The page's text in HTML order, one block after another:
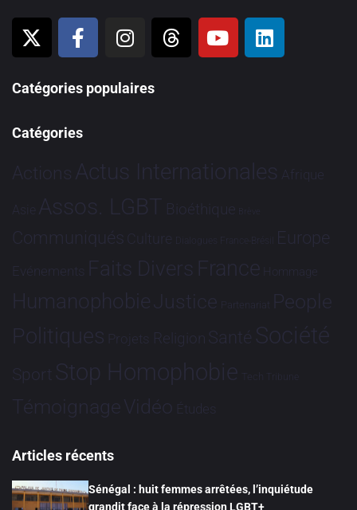
Catégories populaires
Catégories
Actions Actus Internationales Afrique
Asie Assos. LGBT Bioéthique Brève
Communiqués Culture Dialogues France-Brésil Europe
Evénements Faits Divers France Hommage
HumanophobieJustice Partenariat People
Politiques Projets Religion Santé Société
Sport Stop Homophobie Tech Tribune
TémoignageVidéo Études
Articles récents
Sénégal : huit femmes arrêtées, l’inquiétude
grandit face à la répression LGBT+